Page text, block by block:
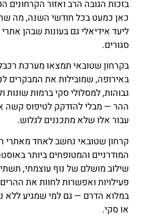
בזכות הגובה הרב ואזור הקרחונים
כאן כמעט בכל חודשי השנה, מה
ליעד אידיאלי גם בעונות שבהן
סגורים.
בקרחון שטובאי תמצאו מערכת
באירופה, שמובילות את המבקרים
גבוהות, למסלולי סקי ברמות שונות
ההר — מבלי להזדקק לטיפוס קשה
עבור אלו שלא מתכננים לגלוש.
קרחון שטובאי נחשב לאחד מאתרי
המודרניים והמטופחים ביותר
שילוב מושלם של נוף עוצמתי,
פעילויות ואפשרות לחוות את
במלוא הדרם — גם למי שמגיע ללא
או סקי.